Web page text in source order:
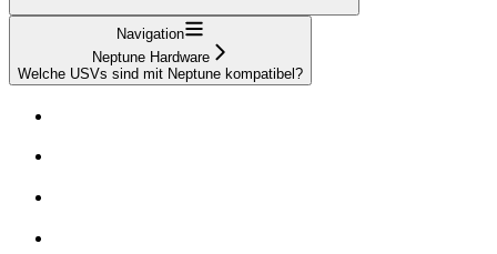
Navigation
Neptune Hardware
Welche USVs sind mit Neptune kompatibel?